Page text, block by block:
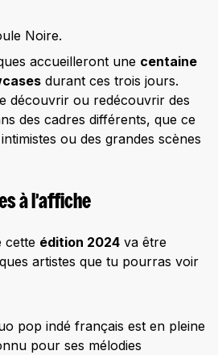
Noire.
accueilleront une centaine
durant ces trois jours.
découvrir ou redécouvrir des
des cadres différents, que ce
ou des grandes scènes
à l’affiche
cette édition 2024 va être
artistes que tu pourras voir
pop indé français est en pleine
pour ses mélodies